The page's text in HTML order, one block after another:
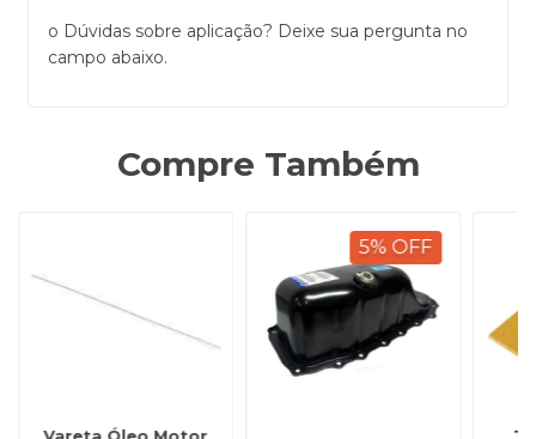
o Dúvidas sobre aplicação? Deixe sua pergunta no
campo abaixo.
Compre Também
5% OFF